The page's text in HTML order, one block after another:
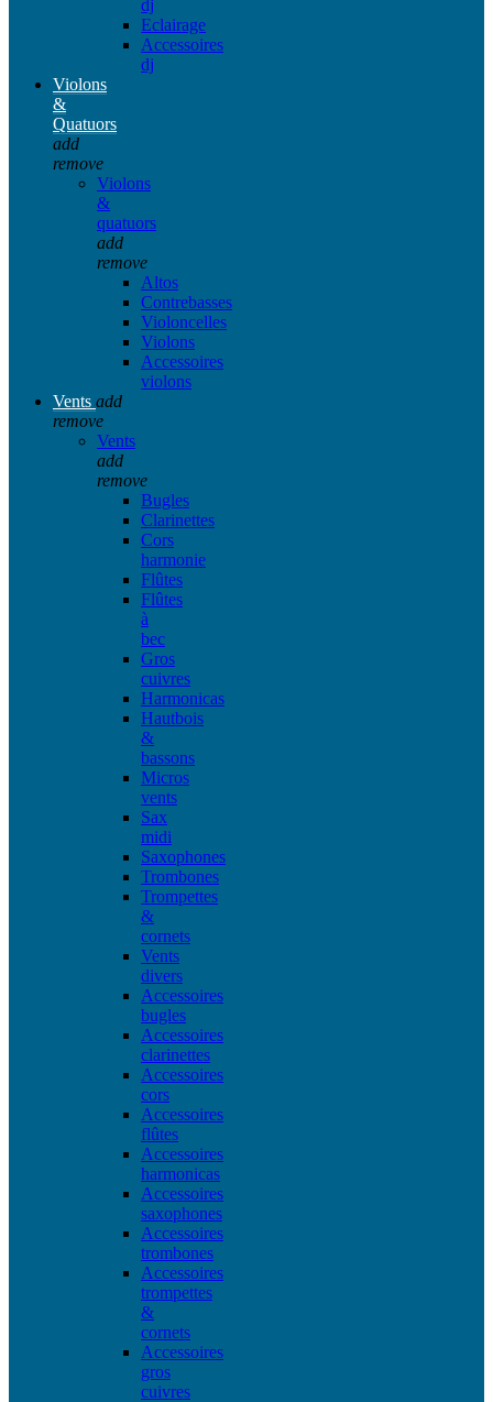
dj
Eclairage
Accessoires
dj
Violons
&
Quatuors
add
remove
Violons
&
quatuors
add
remove
Altos
Contrebasses
Violoncelles
Violons
Accessoires
violons
Vents add
remove
Vents
add
remove
Bugles
Clarinettes
Cors
harmonie
Flûtes
Flûtes
à
bec
Gros
cuivres
Harmonicas
Hautbois
&
bassons
Micros
vents
Sax
midi
Saxophones
Trombones
Trompettes
&
cornets
Vents
divers
Accessoires
bugles
Accessoires
clarinettes
Accessoires
cors
Accessoires
flûtes
Accessoires
harmonicas
Accessoires
saxophones
Accessoires
trombones
Accessoires
trompettes
&
cornets
Accessoires
gros
cuivres